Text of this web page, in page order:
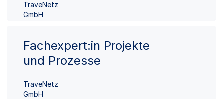
TraveNetz
GmbH
Fachexpert:in Projekte
und Prozesse
TraveNetz
GmbH